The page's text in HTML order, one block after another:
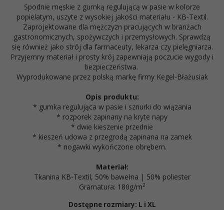
Spodnie męskie z gumką regulującą w pasie w kolorze
popielatym, uszyte z wysokiej jakości materiału - KB-Textil.
Zaprojektowane dla mężczyzn pracujących w branżach
gastronomicznych, spożywczych i przemysłowych. Sprawdzą
się również jako strój dla farmaceuty, lekarza czy pielęgniarza.
Przyjemny materiał i prosty krój zapewniają poczucie wygody i
bezpieczeństwa.
Wyprodukowane przez polską markę firmy Kegel-Błażusiak
Opis produktu:
* gumka regulująca w pasie i sznurki do wiązania
* rozporek zapinany na kryte napy
* dwie kieszenie przednie
* kieszeń udowa z przegrodą zapinana na zamek
* nogawki wykończone obrębem.
Materiał:
Tkanina KB-Textil, 50% bawełna | 50% poliester
Gramatura: 180g/m2
Dostępne rozmiary: L i XL